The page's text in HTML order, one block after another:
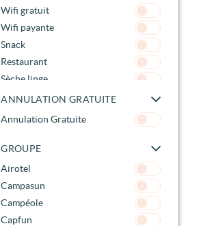
Foot
Aquagym
Réveil musculaire
Accrobranche
Wifi gratuit
Wifi payante
Snack
Restaurant
Sèche linge
Salle TV
Pizzeria
Ménage
Location frigo
Locations draps
Lave linge
ANNULATION GRATUITE
Annulation Gratuite
GROUPE
Airotel
Campasun
Campéole
Capfun